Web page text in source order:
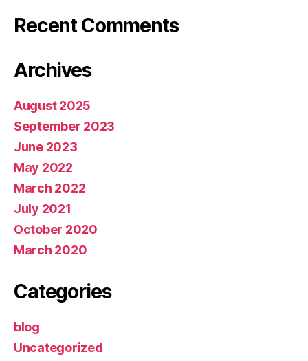
Recent Comments
Archives
August 2025
September 2023
June 2023
May 2022
March 2022
July 2021
October 2020
March 2020
Categories
blog
Uncategorized